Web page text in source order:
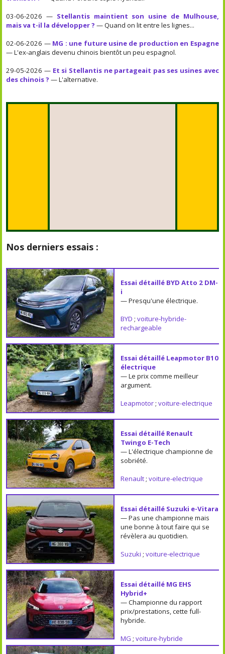
03-06-2026 — Stellantis maintient son usine de Mulhouse,
mais va t-il la développer ? — Quand on lit entre les lignes...
02-06-2026 — MG : une future usine de production en Espagne
— L'ex-anglais devenu chinois bientôt un peu espagnol.
29-05-2026 — Et si Stellantis ne partageait pas ses usines avec
des chinois ? — L'alternative.
Nos derniers essais :
Essai détaillé BYD Atto 2 DM-
i
— Presqu'une électrique.
BYD ; voiture-hybride-
rechargeable
Essai détaillé Leapmotor B10
électrique
— Le prix comme meilleur
argument.
Leapmotor; voiture-electrique
Essai détaillé Renault
Twingo E-Tech
— L'électrique championne de
sobriété.
Renault; voiture-electrique
Essai détaillé Suzuki e-Vitara
— Pas une championne mais
une bonne à tout faire qui se
révèlera au quotidien.
Suzuki ; voiture-electrique
Essai détaillé MG EHS
Hybrid+
— Championne du rapport
prix/prestations, cette full-
hybride.
MG ; voiture-hybride